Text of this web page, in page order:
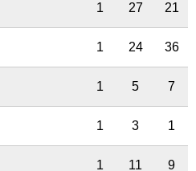
1 27 21
1 24 36
1 5 7
1 3 1
1 11 9